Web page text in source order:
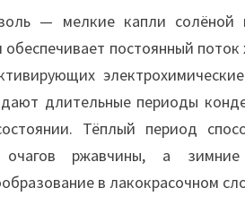
— мелкие капли
обеспечивает постоянный
длительные периоды
Тёплый период
очагов ржавчины, а
в лакокрасочном